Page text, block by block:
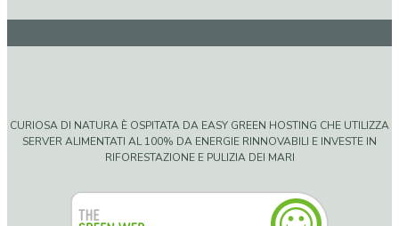
CURIOSA DI NATURA È OSPITATA DA EASY GREEN HOSTING CHE UTILIZZA
SERVER ALIMENTATI AL 100% DA ENERGIE RINNOVABILI E INVESTE IN
RIFORESTAZIONE E PULIZIA DEI MARI